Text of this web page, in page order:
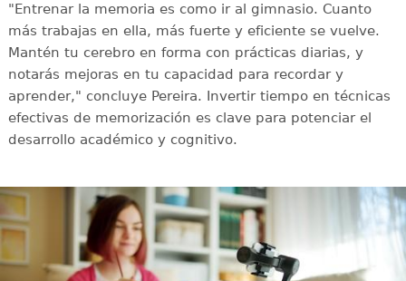
"Entrenar la memoria es como ir al gimnasio. Cuanto
más trabajas en ella, más fuerte y eficiente se vuelve.
Mantén tu cerebro en forma con prácticas diarias, y
notarás mejoras en tu capacidad para recordar y
aprender," concluye Pereira. Invertir tiempo en técnicas
efectivas de memorización es clave para potenciar el
desarrollo académico y cognitivo.